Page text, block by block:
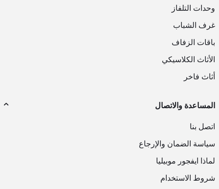
وحدات التلفاز
غرف الشباب
باقات الزفاف
الأثاث الكلاسيكي
أثاث فاخر
المساعدة والاتصال
اتصل بنا
سياسة الضمان والإرجاع
لماذا ايفجور موبيليا
شروط الاستخدام